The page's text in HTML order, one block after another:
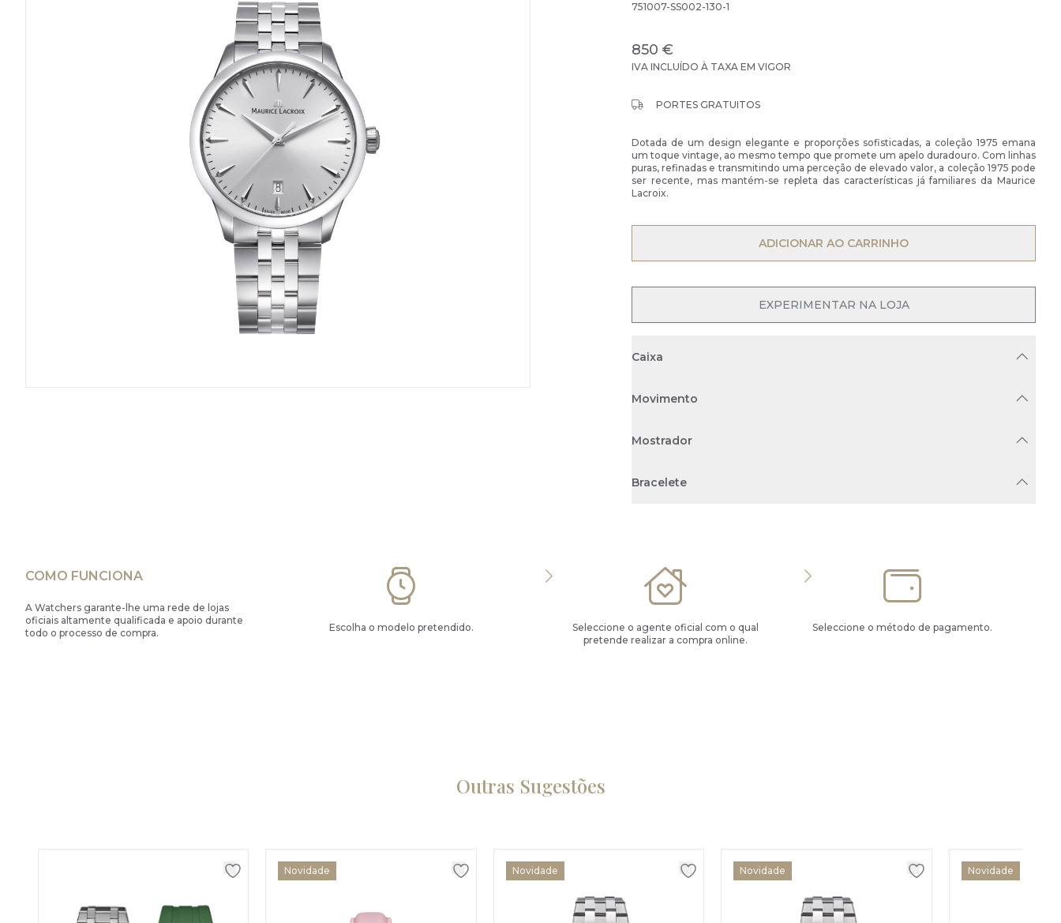
751007-SS002-130-1
850 €
IVA INCLUÍDO À TAXA EM VIGOR
PORTES GRATUITOS
Dotada de um design elegante e proporções sofisticadas, a coleção 1975 emana
um toque vintage, ao mesmo tempo que promete um apelo duradouro. Com linhas
puras, refinadas e transmitindo uma perceção de elevado valor, a coleção 1975 pode
ser recente, mas mantém-se repleta das características já familiares da Maurice
Lacroix.
OPEN MENU
ADICIONAR AO CARRINHO
OPEN MENU
EXPERIMENTAR NA LOJA
Caixa
Movimento
Mostrador
Bracelete
COMO FUNCIONA
A Watchers garante-lhe uma rede de lojas
oficiais altamente qualificada e apoio durante
todo o processo de compra.
Escolha o modelo pretendido.
Seleccione o agente oficial com o qual
pretende realizar a compra online.
Seleccione o método de pagamento.
Outras Sugestões
Novidade Novidade Novidade Novidade